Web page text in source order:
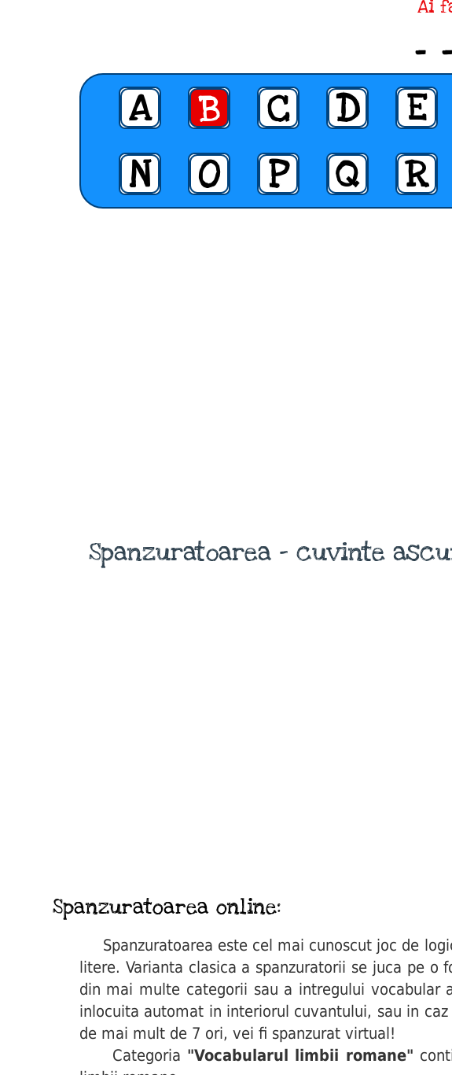
Ai
_
A B C D E
N
O P Q R
Spanzuratoarea - cuvinte
Spanzuratoarea online:
Spanzuratoarea este cel mai cunoscut joc de
litere. Varianta clasica a spanzuratorii se juca pe
din mai multe categorii sau a intregului vocabular
inlocuita automat in interiorul cuvantului, sau in
de mai mult de 7 ori, vei fi spanzurat virtual!
Categoria "Vocabularul limbii romane"